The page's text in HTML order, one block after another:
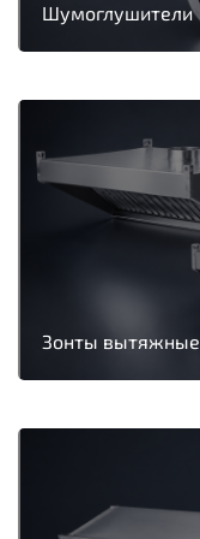
Шумоглушители
Зонты вытяжные